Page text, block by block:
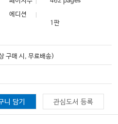
에디션
1판
구매 시, 무료배송)
니 담기 관심도서 등록